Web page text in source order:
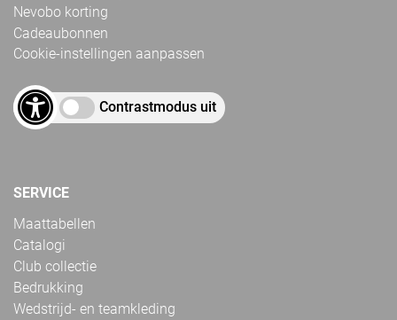
Nevobo korting
Cadeaubonnen
Cookie-instellingen aanpassen
Contrastmodus uit
SERVICE
Maattabellen
Catalogi
Club collectie
Bedrukking
Wedstrijd- en teamkleding